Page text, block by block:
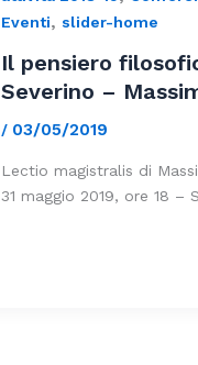
Eventi, slider-home
Il pensiero
Severino –
/ 03/05/2019
Lectio magistralis di
31 maggio 2019, ore 18 –